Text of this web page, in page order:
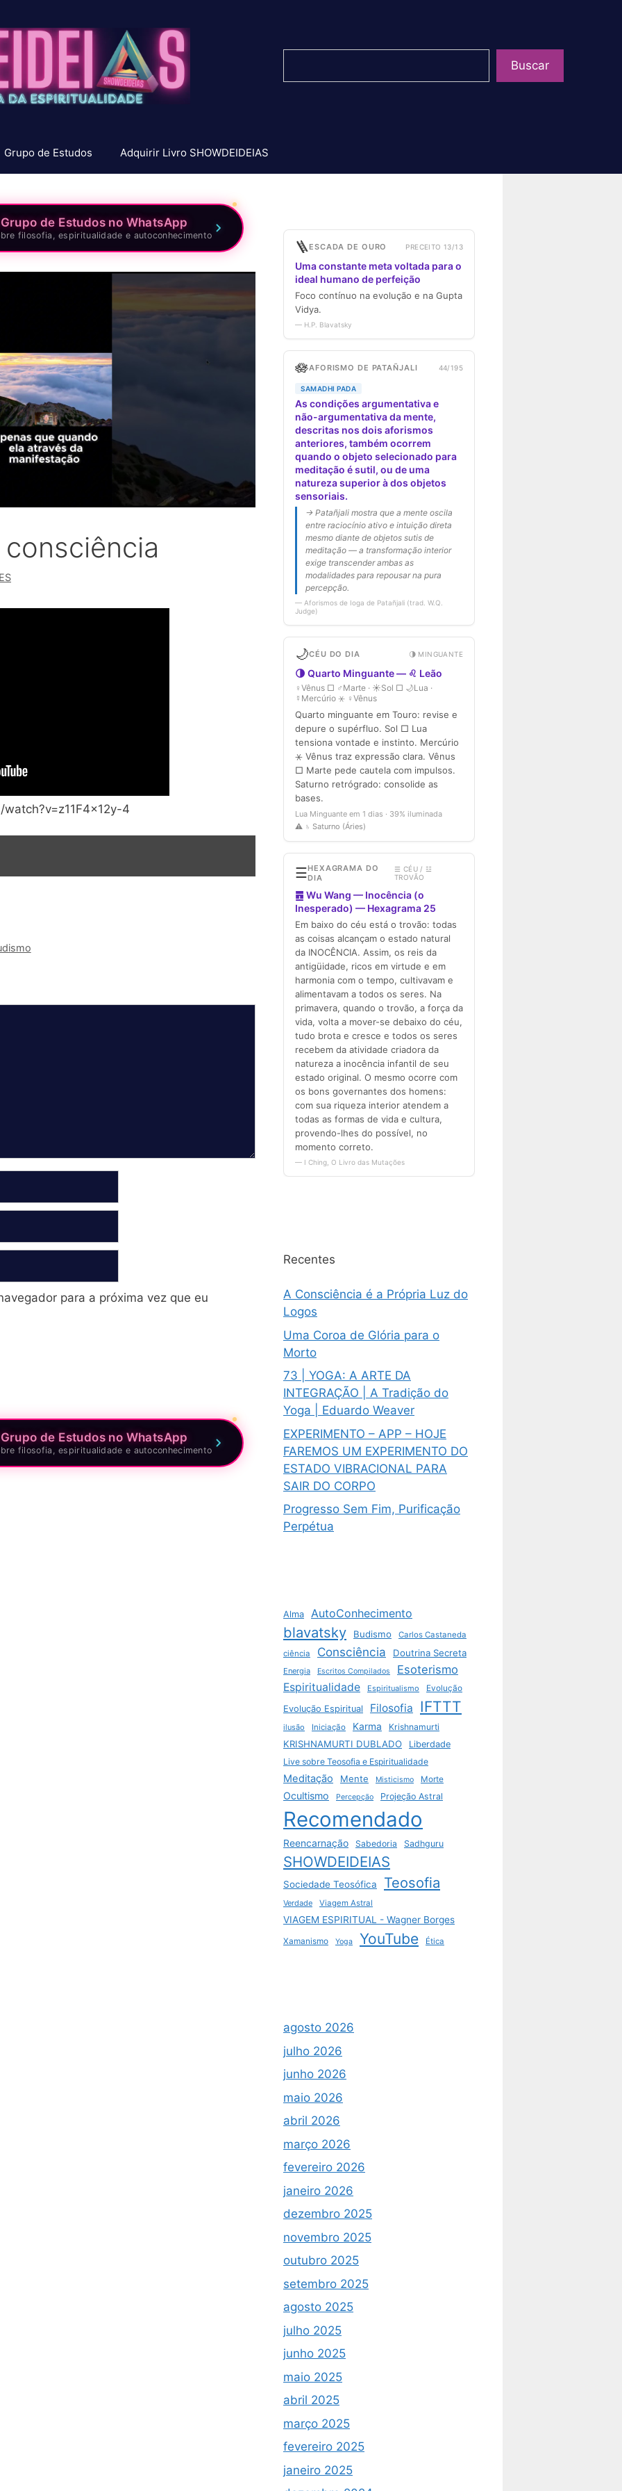
Buscar
Grupo de Estudos Adquirir Livro SHOWDEIDEIAS
de Estudos no WhatsApp
filosofia, espiritualidade e autoconhecimento
4
para a próxima vez que eu
de Estudos no WhatsApp
filosofia, espiritualidade e autoconhecimento
Recentes
A Consciência é a Própria Luz do
Logos
Uma Coroa de Glória para o
Morto
73 | YOGA: A ARTE DA
INTEGRAÇÃO | A Tradição do
Yoga | Eduardo Weaver
EXPERIMENTO – APP – HOJE
FAREMOS UM EXPERIMENTO DO
ESTADO VIBRACIONAL PARA
SAIR DO CORPO
Progresso Sem Fim, Purificação
Perpétua
Alma AutoConhecimento
blavatsky Budismo
Carlos Castaneda
ciência
Consciência Doutrina Secreta
Energia Escritos Compilados Esoterismo
Espiritualidade Espiritualismo Evolução
Evolução Espiritual Filosofia IFTTT
ilusão Iniciação Karma Krishnamurti
KRISHNAMURTI DUBLADO
Liberdade
Live sobre Teosofia e Espiritualidade
Meditação Mente Misticismo Morte
Ocultismo Percepção Projeção Astral
Recomendado
Reencarnação Sabedoria Sadhguru
SHOWDEIDEIAS
Sociedade Teosófica Teosofia
Verdade Viagem Astral
VIAGEM ESPIRITUAL - Wagner Borges
Xamanismo Yoga YouTube Ética
agosto 2026
julho 2026
junho 2026
maio 2026
abril 2026
março 2026
fevereiro 2026
janeiro 2026
dezembro 2025
novembro 2025
outubro 2025
setembro 2025
agosto 2025
julho 2025
junho 2025
maio 2025
abril 2025
março 2025
fevereiro 2025
janeiro 2025